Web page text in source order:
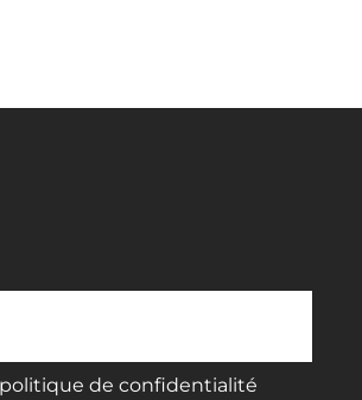
de confidentialité